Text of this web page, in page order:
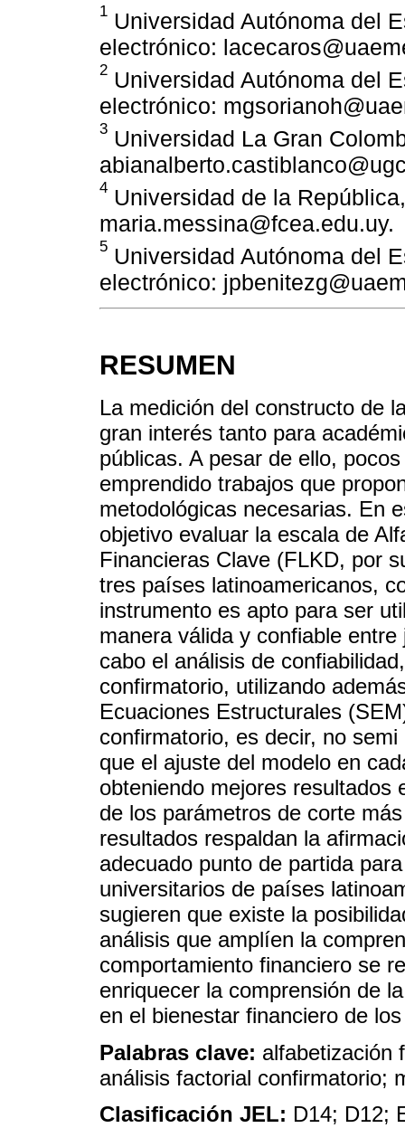
1 Universidad Autónoma del
electrónico:
2 Universidad Autónoma del
electrónico:
3 Universidad La Gran
4 Universidad de la
maria.messina@fcea.edu.uy.
5 Universidad Autónoma del
electrónico:
RESUMEN
La medición del constructo de
gran interés tanto para
públicas. A pesar de ello,
emprendido trabajos que
metodológicas necesarias. En
objetivo evaluar la escala de
Financieras Clave (FLKD, por
tres países latinoamericanos,
instrumento es apto para ser
manera válida y confiable
cabo el análisis de
confirmatorio, utilizando
Ecuaciones Estructurales
confirmatorio, es decir, no
que el ajuste del modelo en
obteniendo mejores resultados
de los parámetros de corte
resultados respaldan la
adecuado punto de partida
universitarios de países
sugieren que existe la
análisis que amplíen la
comportamiento financiero se
enriquecer la comprensión de
en el bienestar financiero de
Palabras clave: alfabetización
análisis factorial confirmatorio;
Clasificación JEL: D14; D12;